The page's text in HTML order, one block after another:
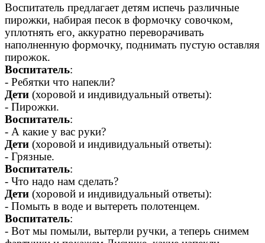
Воспитатель предлагает детям испечь различные
пирожки, набирая песок в формочку совочком,
уплотнять его, аккуратно переворачивать
наполненную формочку, поднимать пустую оставляя
пирожок.
Воспитатель:
- Ребятки что напекли?
Дети (хоровой и индивидуальный ответы):
- Пирожки.
Воспитатель:
- А какие у вас руки?
Дети (хоровой и индивидуальный ответы):
- Грязные.
Воспитатель:
- Что надо нам сделать?
Дети (хоровой и индивидуальный ответы):
- Помыть в воде и вытереть полотенцем.
Воспитатель:
- Вот мы помыли, вытерли ручки, а теперь снимем